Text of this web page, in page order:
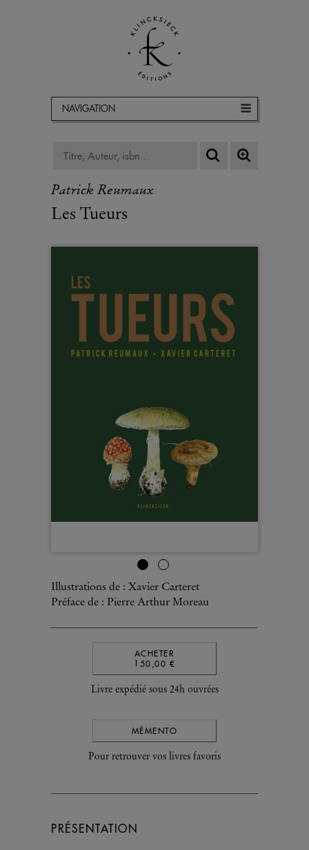
NAVIGATION
Patrick Reumaux
Les Tueurs
Illustrations de : Xavier Carteret
Préface de : Pierre Arthur Moreau
ACHETER
150,00 €
Livre expédié sous 24h ouvrées
MÉMENTO
Pour retrouver vos livres favoris
PRÉSENTATION